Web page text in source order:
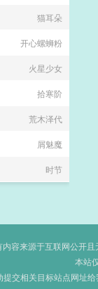
猫耳朵
开心螺蛳粉
火星少女
拾寒阶
荒木泽代
屑魅魔
时节
内容来源于互联网公开
本站
提交相关目标站点网址